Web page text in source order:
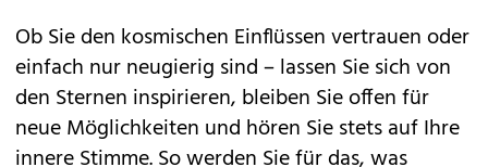
Ob Sie den kosmischen Einflüssen vertrauen oder
einfach nur neugierig sind – lassen Sie sich von
den Sternen inspirieren, bleiben Sie offen für
neue Möglichkeiten und hören Sie stets auf Ihre
innere Stimme. So werden Sie für das, was